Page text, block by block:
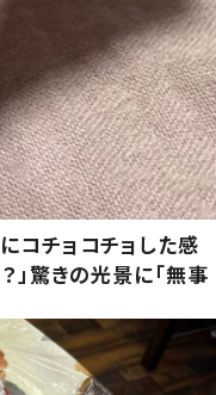
コチョコチョした感
」驚きの光景に「無事